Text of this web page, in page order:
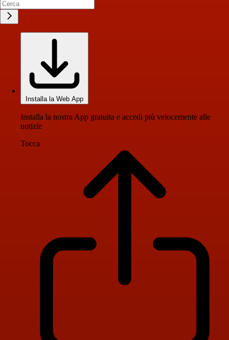
Installa la Web App
Installa la nostra App gratuita e accedi più velocemente alle
notizie
Tocca